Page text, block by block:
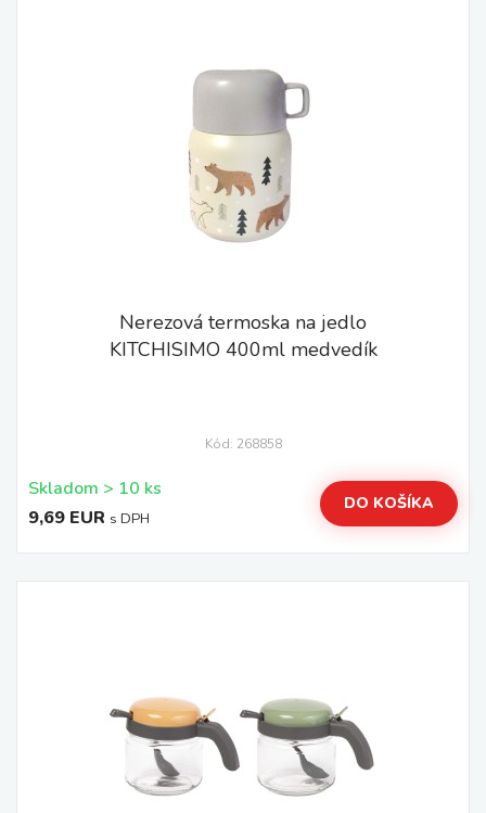
Nerezová termoska na jedlo
KITCHISIMO 400ml medvedík
Kód: 268858
Skladom > 10 ks
9,69 EUR s DPH
DO KOŠÍKA